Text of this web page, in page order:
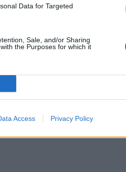
Data for Targeted
Sale, and/or Sharing
the Purposes for which it
Access Privacy Policy